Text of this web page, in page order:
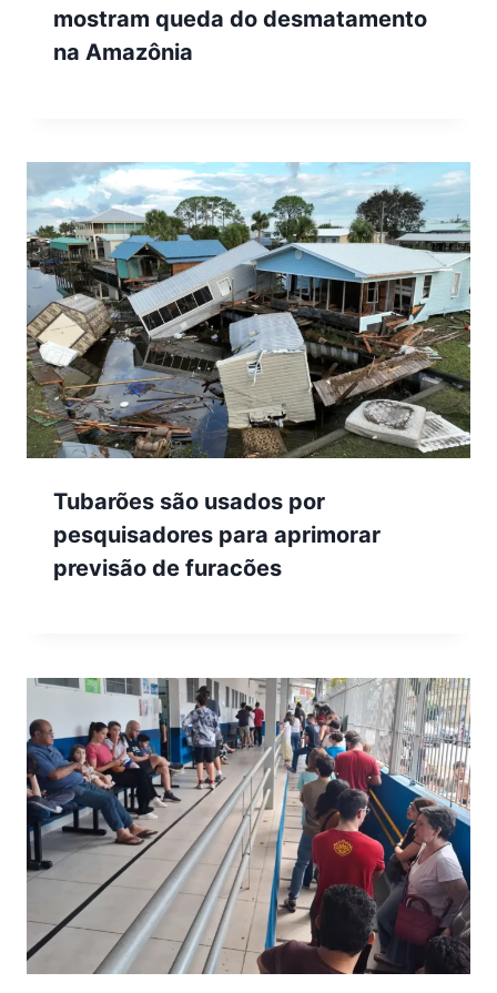
mostram queda do desmatamento
na Amazônia
Tubarões são usados por
pesquisadores para aprimorar
previsão de furacões